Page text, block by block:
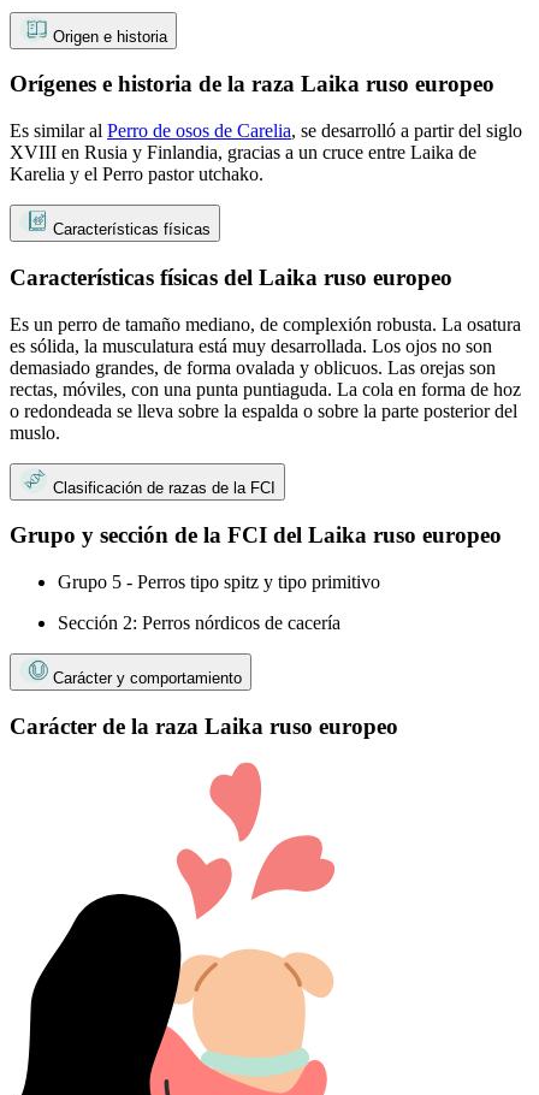
Origen e historia
Orígenes e historia de la raza Laika ruso europeo
Es similar al Perro de osos de Carelia, se desarrolló a partir del siglo
XVIII en Rusia y Finlandia, gracias a un cruce entre Laika de
Karelia y el Perro pastor utchako.
Características físicas
Características físicas del Laika ruso europeo
Es un perro de tamaño mediano, de complexión robusta. La osatura
es sólida, la musculatura está muy desarrollada. Los ojos no son
demasiado grandes, de forma ovalada y oblicuos. Las orejas son
rectas, móviles, con una punta puntiaguda. La cola en forma de hoz
o redondeada se lleva sobre la espalda o sobre la parte posterior del
muslo.
Clasificación de razas de la FCI
Grupo y sección de la FCI del Laika ruso europeo
Grupo 5 - Perros tipo spitz y tipo primitivo
Sección 2: Perros nórdicos de cacería
Carácter y comportamiento
Carácter de la raza Laika ruso europeo